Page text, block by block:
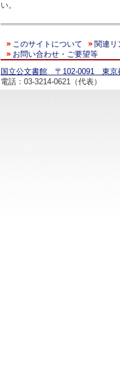
い。
このサイトについて
関連リ
お問い合わせ・ご要望等
国立公文書館 〒102-0091 東京
電話：03-3214-0621（代表）